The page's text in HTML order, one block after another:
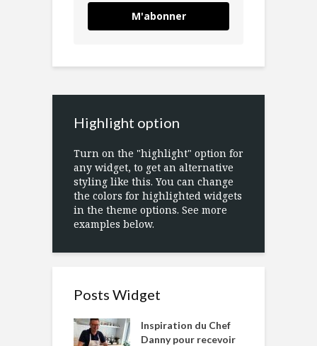
M'abonner
Highlight option
Turn on the "highlight" option for
any widget, to get an alternative
styling like this. You can change
the colors for highlighted widgets
in the theme options. See more
examples below.
Posts Widget
Inspiration du Chef
Danny pour recevoir